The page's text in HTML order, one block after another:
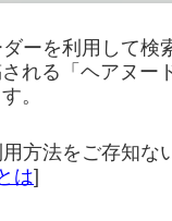
ーを利用して検
れる「 ヘアヌー
。
方法をご存知な
は]